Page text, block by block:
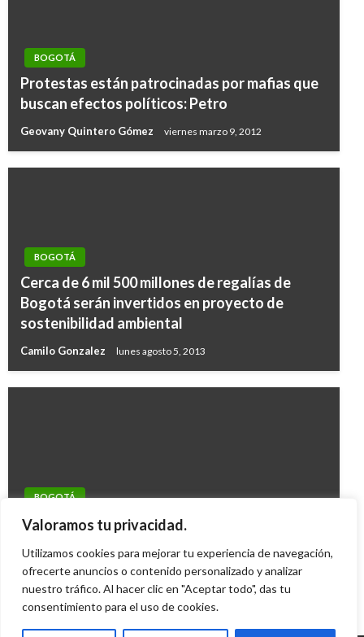
Valoramos tu privacidad.
Utilizamos cookies para mejorar tu experiencia de navegación,
ofrecerte anuncios o contenido personalizado y analizar
nuestro tráfico. Al hacer clic en "Aceptar todo", das tu
consentimiento para el uso de cookies.
BOGOTÁ
Protestas están patrocinadas por mafias que
buscan efectos políticos: Petro
Geovany Quintero Gómez viernes marzo 9, 2012
BOGOTÁ
Cerca de 6 mil 500 millones de regalías de
Bogotá serán invertidos en proyecto de
sostenibilidad ambiental
Camilo Gonzalez lunes agosto 5, 2013
BOGOTÁ
La exclusión sigue azotando a los
Iván Briceño jueves octubre 10, 2013